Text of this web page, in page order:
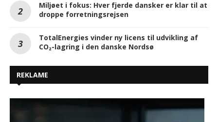
Miljøet i fokus: Hver fjerde dansker er klar til at
droppe forretningsrejsen
TotalEnergies vinder ny licens til udvikling af
CO₂-lagring i den danske Nordsø
REKLAME